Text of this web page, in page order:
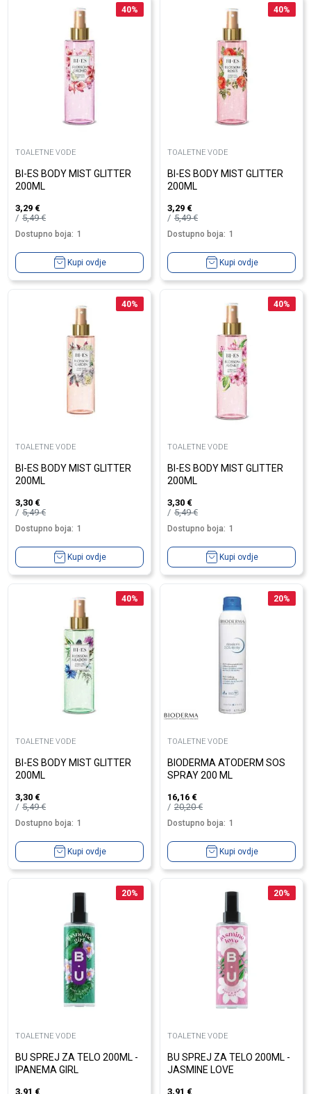
40%
TOALETNE VODE
BI-ES BODY MIST GLITTER
200ML
3,29 €
5,49€
Dostupno boja: 1
Kupi ovdje
40%
TOALETNE VODE
BI-ES BODY MIST GLITTER
200ML
3,29 €
5,49€
Dostupno boja: 1
Kupi ovdje
40%
TOALETNE VODE
BI-ES BODY MIST GLITTER
200ML
3,30 €
5,49€
Dostupno boja: 1
Kupi ovdje
40%
TOALETNE VODE
BI-ES BODY MIST GLITTER
200ML
3,30 €
5,49€
Dostupno boja: 1
Kupi ovdje
40%
TOALETNE VODE
BI-ES BODY MIST GLITTER
200ML
3,30 €
5,49€
Dostupno boja: 1
Kupi ovdje
20%
TOALETNE VODE
BIODERMA ATODERM SOS
SPRAY 200 ML
16,16 €
20,20€
Dostupno boja: 1
Kupi ovdje
20%
TOALETNE VODE
BU SPREJ ZA TELO 200ML -
IPANEMA GIRL
3,91 €
20%
TOALETNE VODE
BU SPREJ ZA TELO 200ML -
JASMINE LOVE
3,91 €